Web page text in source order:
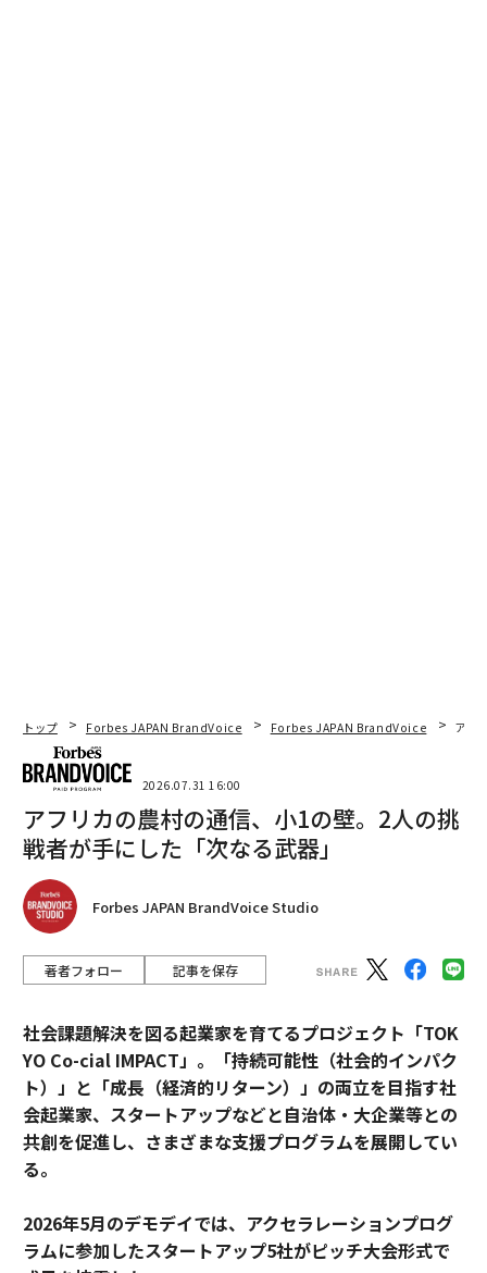
トップ Forbes JAPAN BrandVoice Forbes JAPAN BrandVoice アフ
2026.07.31 16:00
アフリカの農村の通信、小1の壁。2人の挑
戦者が手にした「次なる武器」
Forbes JAPAN BrandVoice Studio
著者フォロー 記事を保存
社会課題解決を図る起業家を育てるプロジェクト「TOK
YO Co-cial IMPACT」。
「持続可能性（社会的インパク
ト）」と「成長（経済的リターン）」の両立を目指す社
会起業家、スタートアップなどと自治体・大企業等との
共創を促進し、さまざまな支援プログラムを展開してい
る。
2026年5月のデモデイでは、アクセラレーションプログ
ラムに参加したスタートアップ5社がピッチ大会形式で